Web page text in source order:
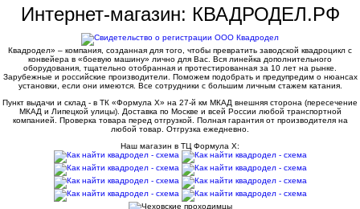
Интернет-магазин: КВАДРОДЕЛ.РФ
Квадродел» – компания, созданная для того, чтобы превратить заводской квадроцикл с
конвейера в «боевую машину» лично для Вас. Вся линейка дополнительного
оборудования, тщательно отобранная и протестированная за 10 лет на рынке.
Зарубежные и российские производители. Поможем подобрать и предупредим о нюансах
установки, если они имеются. Все сотрудники с большим личным стажем катания.
Пункт выдачи и склад - в ТК «Формула X» на 27-й км МКАД внешняя сторона (пересечение
МКАД и Липецкой улицы). Доставка по Москве и всей России любой транспортной
компанией. Проверка товара перед отгрузкой. Полная гарантия от производителя на
любой товар. Отгрузка ежедневно.
Наш магазин в ТЦ Формула Х: